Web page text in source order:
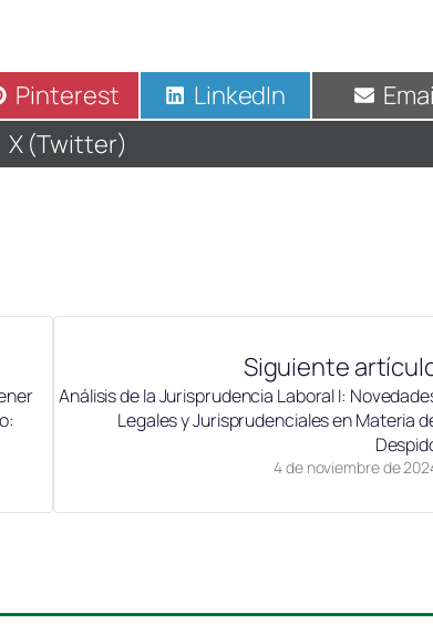
Compartir
en
Pinterest Compartir
en
LinkedIn
en
Compartir
en
X (Twitter)
Siguiente
4 de noviembre de
Análisis de la Jurisprudencia Laboral I:
Legales y Jurisprudenciales en Materia